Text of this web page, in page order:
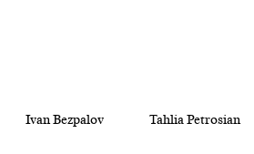
Ivan Bezpalov Tahlia Petrosian